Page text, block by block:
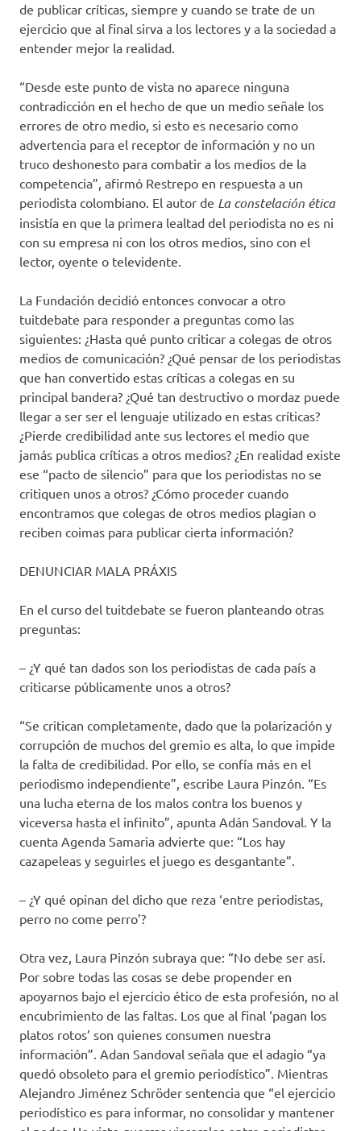
de publicar críticas, siempre y cuando se trate de un
ejercicio que al final sirva a los lectores y a la sociedad a
entender mejor la realidad.
“Desde este punto de vista no aparece ninguna
contradicción en el hecho de que un medio señale los
errores de otro medio, si esto es necesario como
advertencia para el receptor de información y no un
truco deshonesto para combatir a los medios de la
competencia”, afirmó Restrepo en respuesta a un
periodista colombiano. El autor de La constelación ética
insistía en que la primera lealtad del periodista no es ni
con su empresa ni con los otros medios, sino con el
lector, oyente o televidente.
La Fundación decidió entonces convocar a otro
tuitdebate para responder a preguntas como las
siguientes: ¿Hasta qué punto criticar a colegas de otros
medios de comunicación? ¿Qué pensar de los periodistas
que han convertido estas críticas a colegas en su
principal bandera? ¿Qué tan destructivo o mordaz puede
llegar a ser ser el lenguaje utilizado en estas críticas?
¿Pierde credibilidad ante sus lectores el medio que
jamás publica críticas a otros medios? ¿En realidad existe
ese “pacto de silencio” para que los periodistas no se
critiquen unos a otros? ¿Cómo proceder cuando
encontramos que colegas de otros medios plagian o
reciben coimas para publicar cierta información?
DENUNCIAR MALA PRÁXIS
En el curso del tuitdebate se fueron planteando otras
preguntas:
– ¿Y qué tan dados son los periodistas de cada país a
criticarse públicamente unos a otros?
“Se critican completamente, dado que la polarización y
corrupción de muchos del gremio es alta, lo que impide
la falta de credibilidad. Por ello, se confía más en el
periodismo independiente”, escribe Laura Pinzón. “Es
una lucha eterna de los malos contra los buenos y
viceversa hasta el infinito”, apunta Adán Sandoval. Y la
cuenta Agenda Samaria advierte que: “Los hay
cazapeleas y seguirles el juego es desgantante”.
– ¿Y qué opinan del dicho que reza ‘entre periodistas,
perro no come perro’?
Otra vez, Laura Pinzón subraya que: “No debe ser así.
Por sobre todas las cosas se debe propender en
apoyarnos bajo el ejercicio ético de esta profesión, no al
encubrimiento de las faltas. Los que al final ‘pagan los
platos rotos’ son quienes consumen nuestra
información”. Adan Sandoval señala que el adagio “ya
quedó obsoleto para el gremio periodístico”. Mientras
Alejandro Jiménez Schröder sentencia que “el ejercicio
periodístico es para informar, no consolidar y mantener